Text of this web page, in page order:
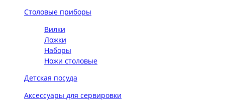
Столовые приборы
Вилки
Ложки
Наборы
Ножи столовые
Детская посуда
Аксессуары для сервировки